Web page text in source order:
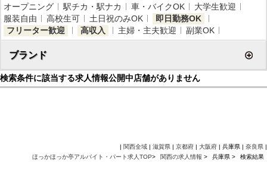
オープニング
駅チカ・駅ナカ 車・バイクOK
大学生歓迎
服装自由
高校生可 土日祝のみOK
即日勤務OK
フリーター歓迎
高収入 主婦・主夫歓迎 副業OK
ブランド
検索条件に該当する求人情報公開中店舗がありません
| 関西全域 | 滋賀県 | 京都府 | 大阪府 | 兵庫県 | 奈良県 |
ほっかほっか亭アルバイト・パート求人TOP> 関西の求人情報 > 兵庫県 > 検索結果